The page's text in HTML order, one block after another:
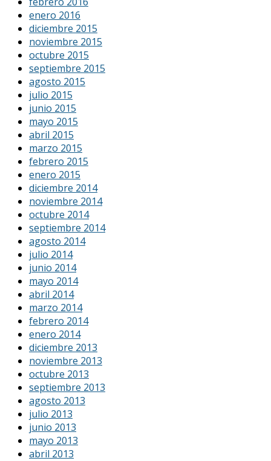
enero 2016
diciembre 2015
noviembre 2015
octubre 2015
septiembre 2015
agosto 2015
julio 2015
junio 2015
mayo 2015
abril 2015
marzo 2015
febrero 2015
enero 2015
diciembre 2014
noviembre 2014
octubre 2014
septiembre 2014
agosto 2014
julio 2014
junio 2014
mayo 2014
abril 2014
marzo 2014
febrero 2014
enero 2014
diciembre 2013
noviembre 2013
octubre 2013
septiembre 2013
agosto 2013
julio 2013
junio 2013
mayo 2013
abril 2013